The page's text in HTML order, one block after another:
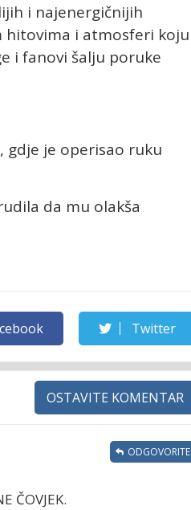
i najenergičnijih
hitovima i atmosferi koju
i fanovi šalju poruke
gdje je operisao ruku
da mu olakša
Twitter
OSTAVITE KOMENTAR
ČOVJEK.
ODGOVORITE